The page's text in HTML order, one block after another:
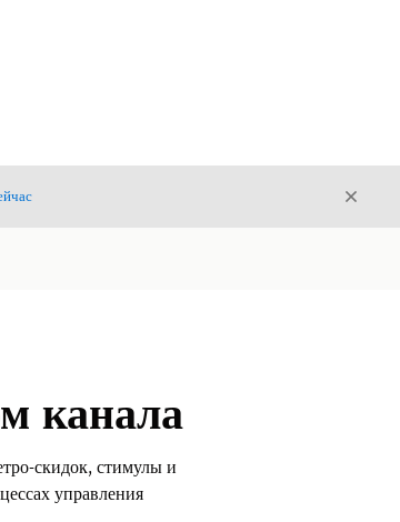
канала
скидок, стимулы и
управления